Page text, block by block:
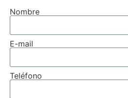
Nombre
E-mail
Teléfono